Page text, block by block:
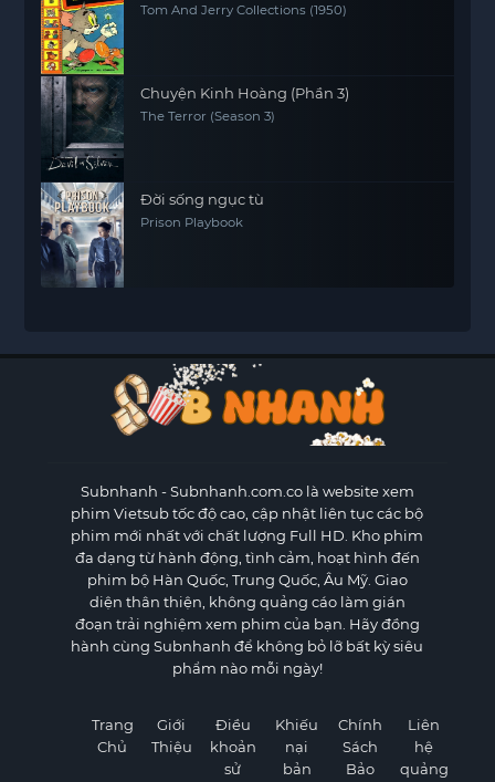
Tom And Jerry Collections (1950)
Chuyện Kinh Hoàng (Phần 3)
The Terror (Season 3)
Đời sống ngục tù
Prison Playbook
Subnhanh - Subnhanh.com.co là website xem
phim Vietsub tốc độ cao, cập nhật liên tục các bộ
phim mới nhất với chất lượng Full HD. Kho phim
đa dạng từ hành động, tình cảm, hoạt hình đến
phim bộ Hàn Quốc, Trung Quốc, Âu Mỹ. Giao
diện thân thiện, không quảng cáo làm gián
đoạn trải nghiệm xem phim của bạn. Hãy đồng
hành cùng Subnhanh để không bỏ lỡ bất kỳ siêu
phẩm nào mỗi ngày!
Trang
Chủ
Giới
Thiệu
Điều
khoản
sử
Khiếu
nại
bản
Chính
Sách
Bảo
Liên
hệ
quảng